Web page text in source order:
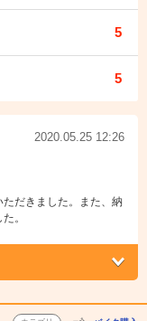
5
5
2020.05.25 12:26
だきました。また、納
。